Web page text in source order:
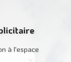
à l'espace